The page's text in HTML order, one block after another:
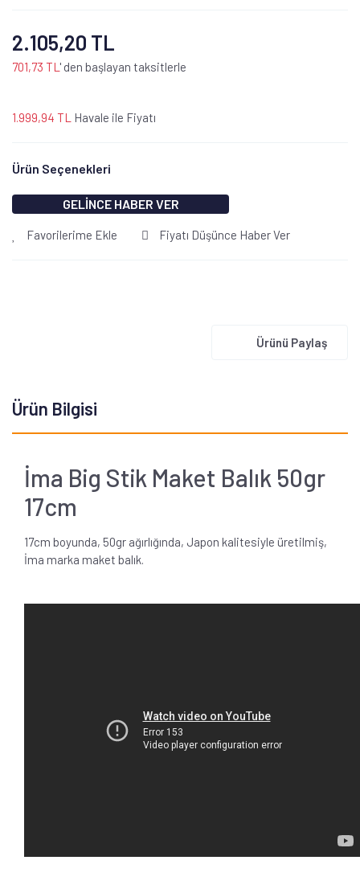
2.105,20 TL
701,73 TL ' den başlayan taksitlerle
1.999,94 TL Havale ile Fiyatı
Ürün Seçenekleri
GELİNCE HABER VER
Favorilerime Ekle Fiyatı Düşünce Haber Ver
Ürünü Paylaş
Ürün Bilgisi
İma Big Stik Maket Balık 50gr
17cm
17cm boyunda, 50gr ağırlığında, Japon kalitesiyle üretilmiş,
İma marka maket balık.